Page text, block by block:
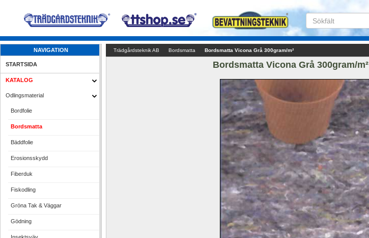
NAVIGATION
STARTSIDA
KATALOG
Odlingsmaterial
Bordfolie
Bordsmatta
Bäddfolie
Erosionsskydd
Fiberduk
Fiskodling
Gröna Tak & Väggar
Gödning
Trädgårdsteknik AB Bordsmatta Bordsmatta Vicona Grå 300gram/m²
Bordsmatta Vicona Grå 300gram/m²